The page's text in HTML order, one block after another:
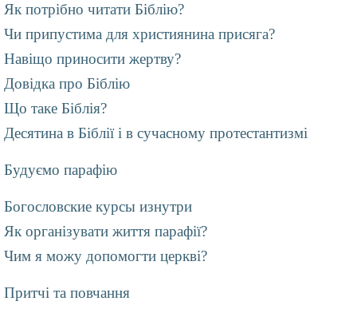
Як потрібно читати Біблію?
Чи припустима для християнина присяга?
Навіщо приносити жертву?
Довідка про Біблію
Що таке Біблія?
Десятина в Біблії і в сучасному протестантизмі
Будуємо парафію
Богословские курсы изнутри
Як організувати життя парафії?
Чим я можу допомогти церкві?
Притчі та повчання